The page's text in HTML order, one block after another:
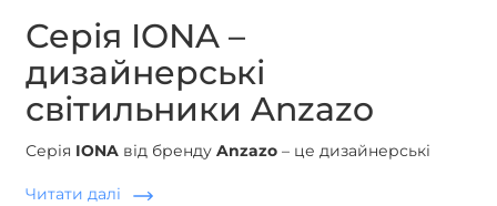
Серія IONA –
дизайнерські
світильники Anzazo
Серія IONAвід бренду Anzazo– це дизайнерські
естетикою. Кожна модель серії поєднує авторський
Читати далі